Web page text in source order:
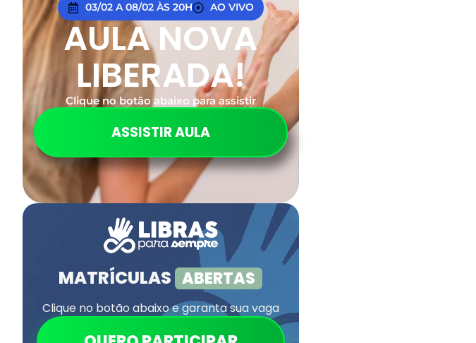
03/02 A 08/02 ÀS 20H AO VIVO
AULA NOVA
LIBERADA!
Clique no botão abaixo para assistir
ASSISTIR AULA
MATRÍCULAS ABERTAS
Clique no botão abaixo e garanta sua vaga